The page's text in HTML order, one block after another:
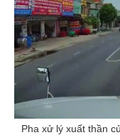
Pha xử lý xuất thần